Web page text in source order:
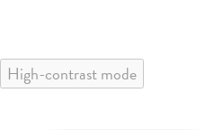
High-contrast mode